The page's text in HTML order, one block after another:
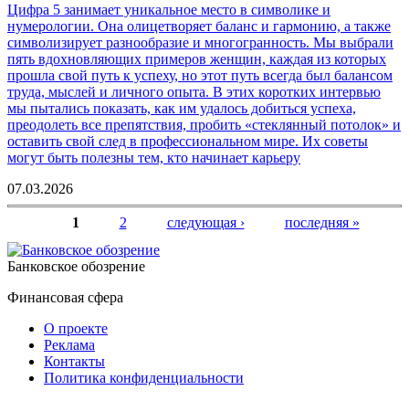
Цифра 5 занимает уникальное место в символике и
нумерологии. Она олицетворяет баланс и гармонию, а также
символизирует разнообразие и многогранность. Мы выбрали
пять вдохновляющих примеров женщин, каждая из которых
прошла свой путь к успеху, но этот путь всегда был балансом
труда, мыслей и личного опыта. В этих коротких интервью
мы пытались показать, как им удалось добиться успеха,
преодолеть все препятствия, пробить «стеклянный потолок» и
оставить свой след в профессиональном мире. Их советы
могут быть полезны тем, кто начинает карьеру
07.03.2026
Страницы
1 2 следующая › последняя »
Банковское обозрение
Финансовая сфера
О проекте
Реклама
Контакты
Политика конфиденциальности